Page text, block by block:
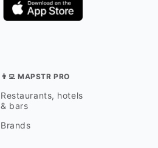
👨‍💻 MAPSTR PRO
Restaurants, hotels
& bars
Brands